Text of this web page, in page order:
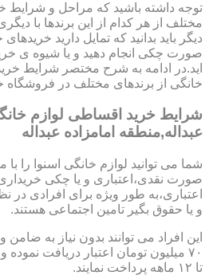
توجه داشته باشید که مراحل و
مختلف از هر کدام از این برندها با
دیگر باید بدانید که تمایل دارید
صورت چکی انجام دهید و یا شیوه ی
اید.در ادامه به شرح مختصر شرایط
خانگی از برندهای مختلف در فروشگاه
شرایط خرید اقساطی لوازم
عبداله,منطقه امامزاده عبداله
شما می توانید لوازم خانگی اسنوا را
صورت نقدی،اعتباری و یا چکی
اعتباری،به طور ویژه برای افرادی
و یا حقوق بگیر تامین اجتماعی هستند.
این افراد می توانند بدون نیاز به
تا ۱۲ ماهه پرداخت نمایند.